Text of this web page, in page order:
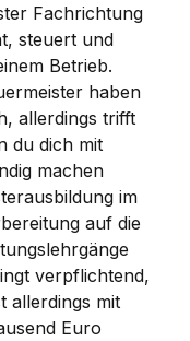
Fachrichtung
steuert und
Betrieb.
haben
allerdings trifft
du dich mit
machen
im
auf die
verpflichtend,
allerdings mit
Euro